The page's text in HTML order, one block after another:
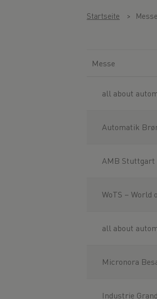
Startseite
Messe
all about
Automatik
AMB Stuttgart
WoTS – World
all about
Micronora
Industrie